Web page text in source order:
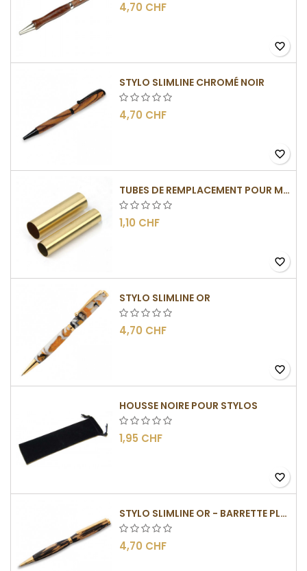
4,70 CHF
favorite_border
STYLO SLIMLINE CHROMÉ NOIR
4,70 CHF
favorite_border
TUBES DE REMPLACEMENT POUR MÉCANISMES SLIMLINE
1,10 CHF
favorite_border
STYLO SLIMLINE OR
4,70 CHF
favorite_border
HOUSSE NOIRE POUR STYLOS
1,95 CHF
favorite_border
STYLO SLIMLINE OR - BARRETTE PLATE
4,70 CHF